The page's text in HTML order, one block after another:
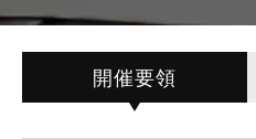
開催要領